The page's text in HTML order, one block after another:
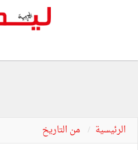
الرئيسية من التاريخ